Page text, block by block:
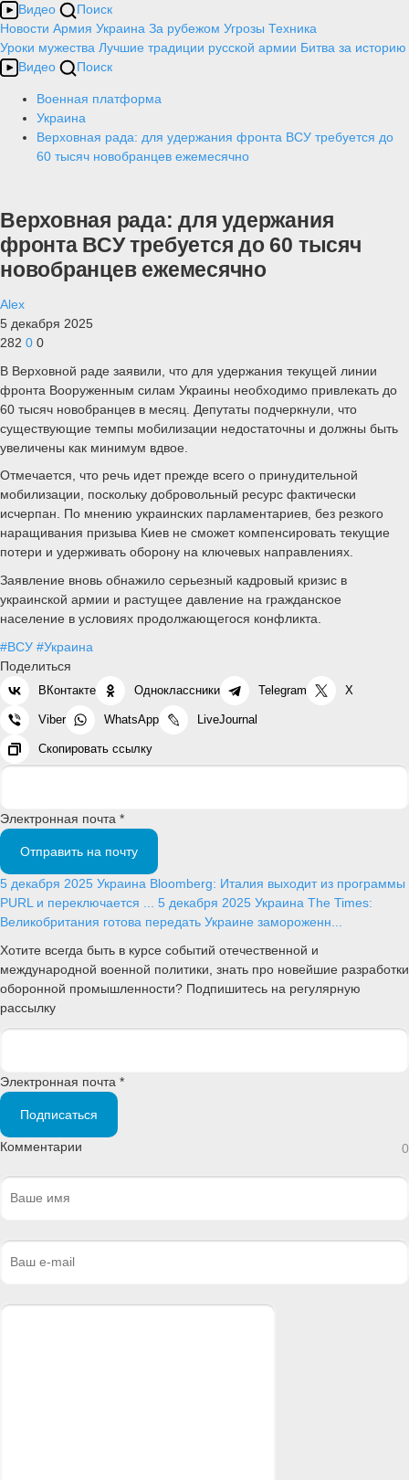
Видео
Поиск
Новости Армия Украина За рубежом Угрозы Техника
Уроки мужества Лучшие традиции русской армии Битва за историю
Видео
Поиск
Военная платформа
Украина
Верховная рада: для удержания фронта ВСУ требуется до
60 тысяч новобранцев ежемесячно
Верховная рада: для удержания
фронта ВСУ требуется до 60 тысяч
новобранцев ежемесячно
Alex
5 декабря 2025
282 0 0
В Верховной раде заявили, что для удержания текущей линии
фронта Вооруженным силам Украины необходимо привлекать до
60 тысяч новобранцев в месяц. Депутаты подчеркнули, что
существующие темпы мобилизации недостаточны и должны быть
увеличены как минимум вдвое.
Отмечается, что речь идет прежде всего о принудительной
мобилизации, поскольку добровольный ресурс фактически
исчерпан. По мнению украинских парламентариев, без резкого
наращивания призыва Киев не сможет компенсировать текущие
потери и удерживать оборону на ключевых направлениях.
Заявление вновь обнажило серьезный кадровый кризис в
украинской армии и растущее давление на гражданское
население в условиях продолжающегося конфликта.
#ВСУ #Украина
Поделиться
ВКонтакте Одноклассники Telegram X
Viber WhatsApp LiveJournal
Скопировать ссылку
Электронная почта *
Отправить на почту
5 декабря 2025 Украина Bloomberg: Италия выходит из программы
PURL и переключается ... 5 декабря 2025 Украина The Times:
Великобритания готова передать Украине замороженн...
Хотите всегда быть в курсе событий отечественной и
международной военной политики, знать про новейшие разработки
оборонной промышленности? Подпишитесь на регулярную
рассылку
Электронная почта *
Подписаться
Комментарии 0